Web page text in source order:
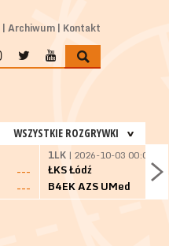
Archiwum Kontakt
WSZYSTKIE ROZGRYWKI
---
---
1LK | 2026-10-03 00:00
ŁKS Łódź
B4EK AZS UMed